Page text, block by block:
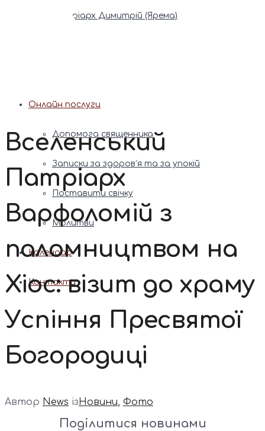
Патріарх Димитрій (Ярема)
Онлайн послуги
Допомога священника
Записки за здоров’я та за упокій
Поставити свічку
Молитви
Календар
Контакти
Вселенський
Патріарх
Варфоломій з
паломництвом на
Хіос: візит до храму
Успіння Пресвятої
Богородиці
Автор News ізНовини, Фото
Поділитися новинами